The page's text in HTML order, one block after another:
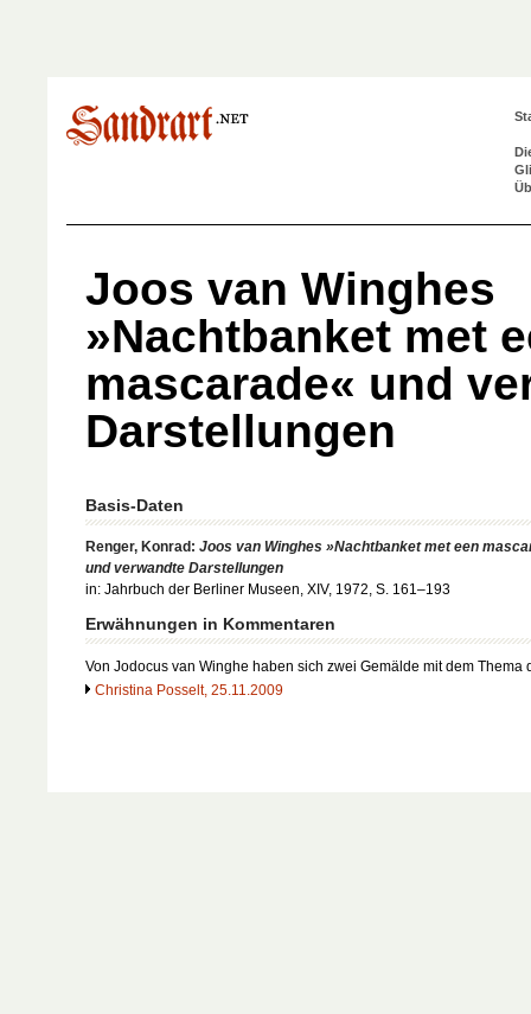
Joos van Winghes
»Nachtbanket met
mascarade« und
Darstellungen
Basis-Daten
Renger, Konrad: Joos van Winghes »Nachtbanket met een
und verwandte Darstellungen
in: Jahrbuch der Berliner Museen, XIV, 1972, S. 161–193
Erwähnungen in Kommentaren
Von Jodocus van Winghe haben sich zwei Gemälde mit dem
Christina Posselt, 25.11.2009